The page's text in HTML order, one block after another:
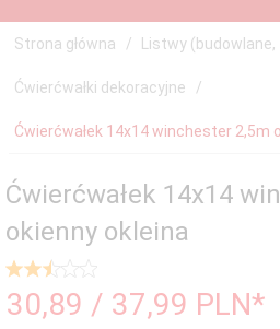
Strona główna Listwy
Ćwierćwałki dekoracyjne
Ćwierćwałek 14x14 winchester 2,5m
Ćwierćwałek 14x14
okienny okleina
30,89 / 37,99 PLN*